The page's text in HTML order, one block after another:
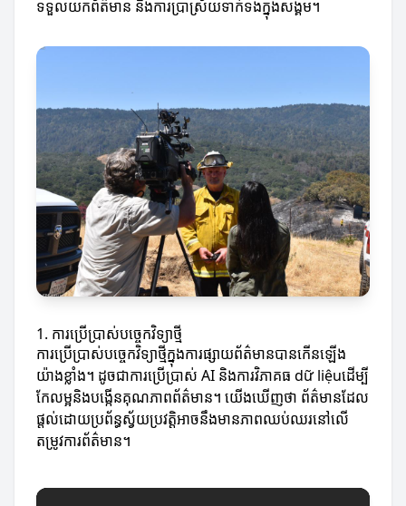
ទទួលយកព័ត៌មាន និងការប្រាស្រ័យទាក់ទងក្នុងសង្គម។
1. ការប្រើប្រាស់បច្ចេកវិទ្យាថ្មី
ការប្រើប្រាស់បច្ចេកវិទ្យាថ្មីក្នុងការផ្សាយព័ត៌មានបានកើនឡើង
យ៉ាងខ្លាំង។ ដូចជាការប្រើប្រាស់ AI និងការវិភាគធ dữ liệuដើម្បី
កែលម្អនិងបង្កើនគុណភាពព័ត៌មាន។ យើងឃើញថា ព័ត៌មានដែល
ផ្តល់ដោយប្រព័ន្ធស្វ័យប្រវត្តិអាចនឹងមានភាពឈប់ឈរនៅលើ
តម្រូវការព័ត៌មាន។